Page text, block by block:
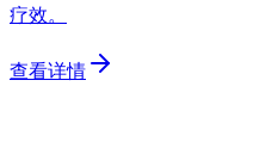
疗效。
查看详情